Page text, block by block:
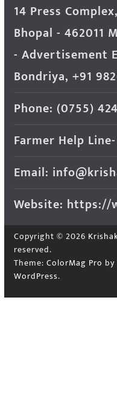
14 Press
Bhopal - 462011
- Advertisement
Bondriya, +91
Phone: (0755)
Farmer Help
Email:
Website: https://
Copyright © 2026
reserved.
Theme: ColorMag Pro
WordPress.